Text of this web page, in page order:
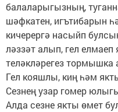
балаларыгызның,
шәфкатен, игътибарын
кичерергә насыйп
ләззәт алып, гел
теләкләрегез
Гел кояшлы, киң һәм
Сезнең узар гомер
Алда сезне якты өмет